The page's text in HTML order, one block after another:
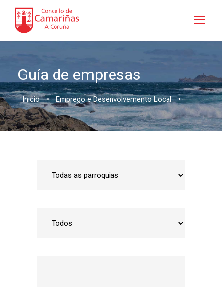
Guía de empresas
Inicio • Emprego e Desenvolvemento Local •